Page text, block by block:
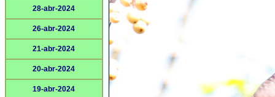
28-abr-2024
26-abr-2024
21-abr-2024
20-abr-2024
19-abr-2024